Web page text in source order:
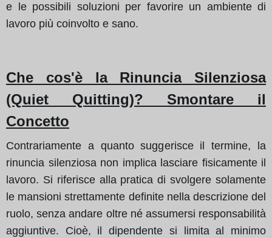
e le possibili soluzioni per favorire un ambiente di
lavoro più coinvolto e sano.
Che cos'è la Rinuncia Silenziosa
(Quiet Quitting)? Smontare il
Concetto
Contrariamente a quanto suggerisce il termine, la
rinuncia silenziosa non implica lasciare fisicamente il
lavoro. Si riferisce alla pratica di svolgere solamente
le mansioni strettamente definite nella descrizione del
ruolo, senza andare oltre né assumersi responsabilità
aggiuntive. Cioè, il dipendente si limita al minimo